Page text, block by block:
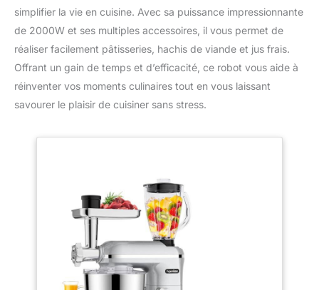
simplifier la vie en cuisine. Avec sa puissance impressionnante
de 2000W et ses multiples accessoires, il vous permet de
réaliser facilement pâtisseries, hachis de viande et jus frais.
Offrant un gain de temps et d’efficacité, ce robot vous aide à
réinventer vos moments culinaires tout en vous laissant
savourer le plaisir de cuisiner sans stress.